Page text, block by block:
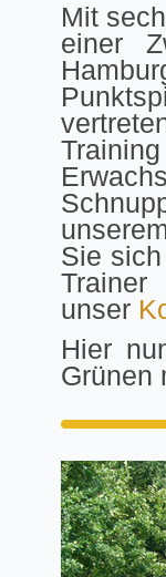
Mit
einer
Sie
unser
Hier
Grünen